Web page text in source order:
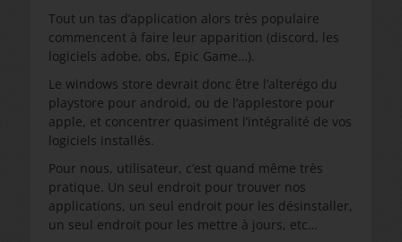
Tout un tas d’application alors très populaire
commencent à faire leur apparition (discord, les
logiciels adobe, obs, Epic Game…).
Le windows store devrait donc être l’alterégo du
playstore pour android, ou de l’applestore pour
apple, et concentrer quasiment l’intégralité de vos
logiciels installés.
Pour nous, utilisateur, c’est quand même très
pratique. Un seul endroit pour trouver nos
applications, un seul endroit pour les désinstaller,
un seul endroit pour les mettre à jours, etc…